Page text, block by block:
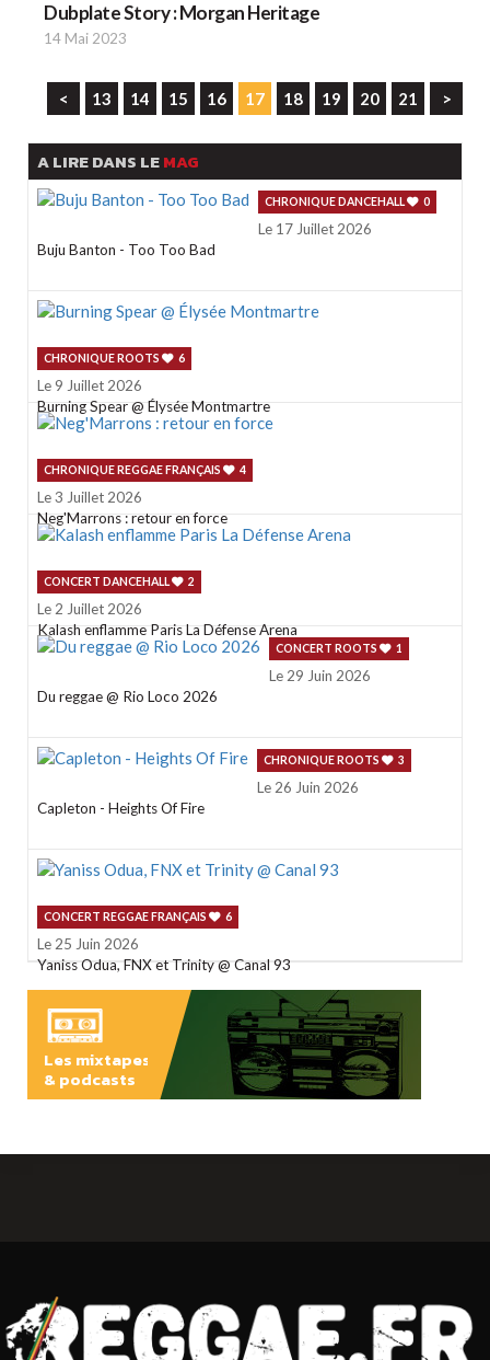
Dubplate Story : Morgan Heritage
14 Mai 2023
< 13 14 15 16 17 18 19 20 21 >
A LIRE DANS LEMAG
CHRONIQUE DANCEHALL 0
Le 17 Juillet 2026
Buju Banton - Too Too Bad
CHRONIQUE ROOTS 6
Le 9 Juillet 2026
Burning Spear @ Élysée Montmartre
CHRONIQUE REGGAE FRANÇAIS 4
Le 3 Juillet 2026
Neg'Marrons : retour en force
CONCERT DANCEHALL 2
Le 2 Juillet 2026
Kalash enflamme Paris La Défense Arena
CONCERT ROOTS 1
Le 29 Juin 2026
Du reggae @ Rio Loco 2026
CHRONIQUE ROOTS 3
Le 26 Juin 2026
Capleton - Heights Of Fire
CONCERT REGGAE FRANÇAIS 6
Le 25 Juin 2026
Yaniss Odua, FNX et Trinity @ Canal 93
Les mixtapes
& podcasts